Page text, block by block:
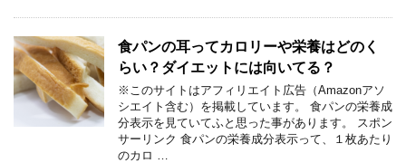
み
食パンの耳ってカロリーや栄養はどのく
らい？ダイエットには向いてる？
※このサイトはアフィリエイト広告（Amazonアソ
シエイト含む）を掲載しています。 食パンの栄養成
分表示を見ていてふと思った事があります。 スポン
サーリンク 食パンの栄養成分表示って、１枚あたり
のカロ …